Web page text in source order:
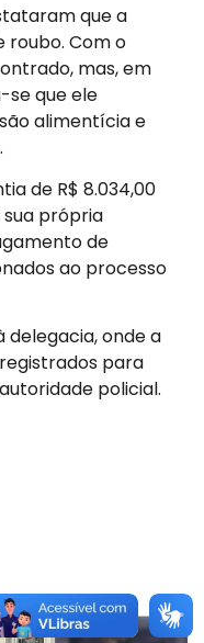
que a
Com o
mas, em
se que ele
alimentícia e
de R$ 8.034,00
sua própria
de
ao processo
delegacia, onde a
para
policial.